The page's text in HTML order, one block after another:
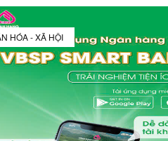
HÓA - XÃ HỘI